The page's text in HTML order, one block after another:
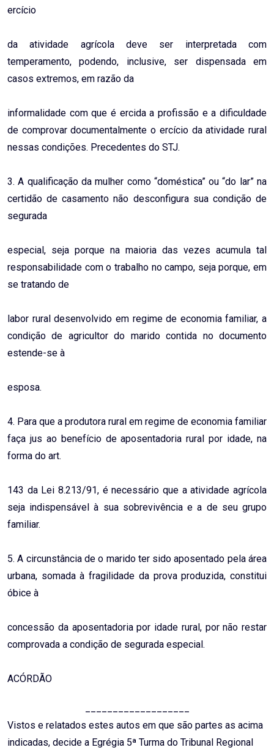
ercício
da atividade agrícola deve ser interpretada com
temperamento, podendo, inclusive, ser dispensada em
casos extremos, em razão da
informalidade com que é ercida a profissão e a dificuldade
de comprovar documentalmente o ercício da atividade rural
nessas condições. Precedentes do STJ.
3. A qualificação da mulher como “doméstica” ou “do lar” na
certidão de casamento não desconfigura sua condição de
segurada
especial, seja porque na maioria das vezes acumula tal
responsabilidade com o trabalho no campo, seja porque, em
se tratando de
labor rural desenvolvido em regime de economia familiar, a
condição de agricultor do marido contida no documento
estende-se à
esposa.
4. Para que a produtora rural em regime de economia familiar
faça jus ao benefício de aposentadoria rural por idade, na
forma do art.
143 da Lei 8.213/91, é necessário que a atividade agrícola
seja indispensável à sua sobrevivência e a de seu grupo
familiar.
5. A circunstância de o marido ter sido aposentado pela área
urbana, somada à fragilidade da prova produzida, constitui
óbice à
concessão da aposentadoria por idade rural, por não restar
comprovada a condição de segurada especial.
ACÓRDÃO
Vistos e relatados estes autos em que são partes as acima
indicadas, decide a Egrégia 5ª Turma do Tribunal Regional